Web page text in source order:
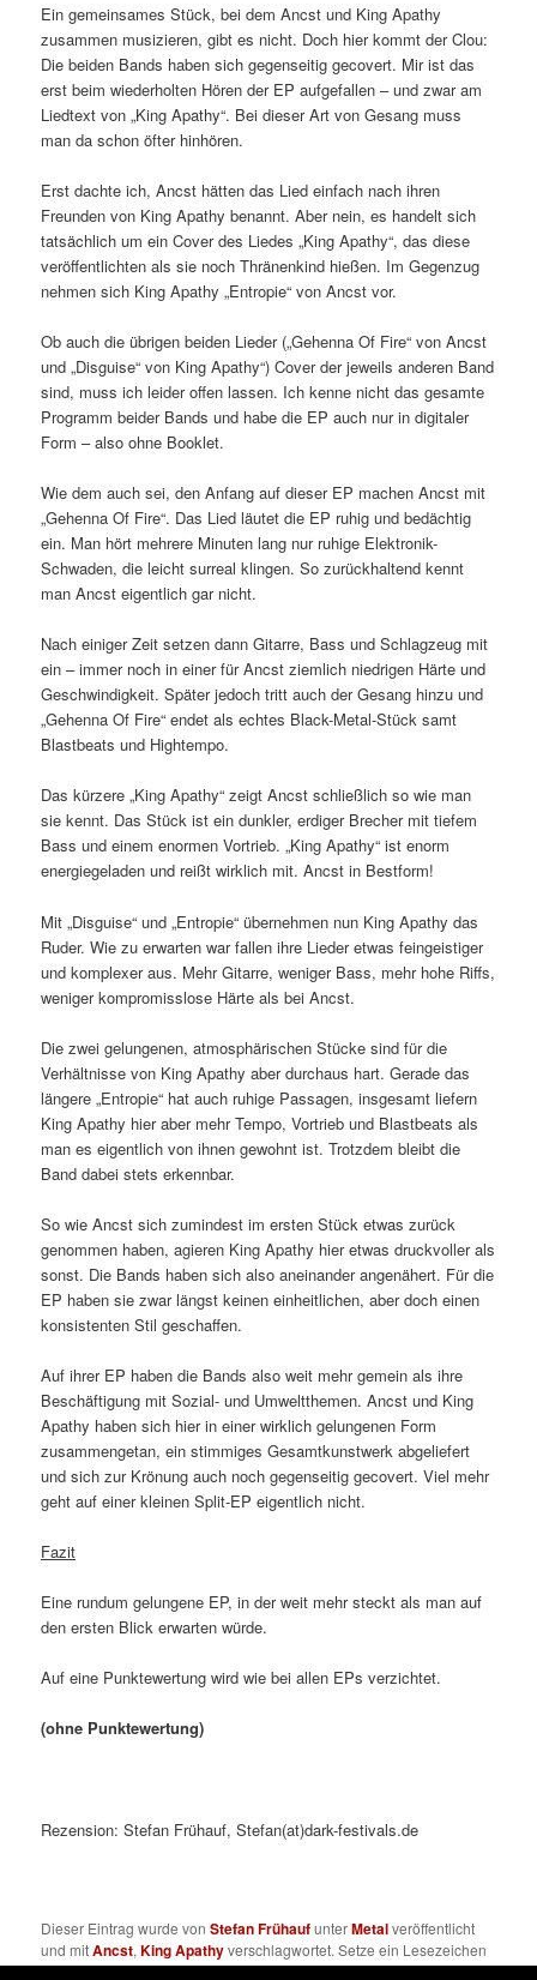
Ein gemeinsames Stück, bei dem Ancst und King Apathy
zusammen musizieren, gibt es nicht. Doch hier kommt der Clou:
Die beiden Bands haben sich gegenseitig gecovert. Mir ist das
erst beim wiederholten Hören der EP aufgefallen – und zwar am
Liedtext von „King Apathy“. Bei dieser Art von Gesang muss
man da schon öfter hinhören.
Erst dachte ich, Ancst hätten das Lied einfach nach ihren
Freunden von King Apathy benannt. Aber nein, es handelt sich
tatsächlich um ein Cover des Liedes „King Apathy“, das diese
veröffentlichten als sie noch Thränenkind hießen. Im Gegenzug
nehmen sich King Apathy „Entropie“ von Ancst vor.
Ob auch die übrigen beiden Lieder („Gehenna Of Fire“ von Ancst
und „Disguise“ von King Apathy“) Cover der jeweils anderen Band
sind, muss ich leider offen lassen. Ich kenne nicht das gesamte
Programm beider Bands und habe die EP auch nur in digitaler
Form – also ohne Booklet.
Wie dem auch sei, den Anfang auf dieser EP machen Ancst mit
„Gehenna Of Fire“. Das Lied läutet die EP ruhig und bedächtig
ein. Man hört mehrere Minuten lang nur ruhige Elektronik-
Schwaden, die leicht surreal klingen. So zurückhaltend kennt
man Ancst eigentlich gar nicht.
Nach einiger Zeit setzen dann Gitarre, Bass und Schlagzeug mit
ein – immer noch in einer für Ancst ziemlich niedrigen Härte und
Geschwindigkeit. Später jedoch tritt auch der Gesang hinzu und
„Gehenna Of Fire“ endet als echtes Black-Metal-Stück samt
Blastbeats und Hightempo.
Das kürzere „King Apathy“ zeigt Ancst schließlich so wie man
sie kennt. Das Stück ist ein dunkler, erdiger Brecher mit tiefem
Bass und einem enormen Vortrieb. „King Apathy“ ist enorm
energiegeladen und reißt wirklich mit. Ancst in Bestform!
Mit „Disguise“ und „Entropie“ übernehmen nun King Apathy das
Ruder. Wie zu erwarten war fallen ihre Lieder etwas feingeistiger
und komplexer aus. Mehr Gitarre, weniger Bass, mehr hohe Riffs,
weniger kompromisslose Härte als bei Ancst.
Die zwei gelungenen, atmosphärischen Stücke sind für die
Verhältnisse von King Apathy aber durchaus hart. Gerade das
längere „Entropie“ hat auch ruhige Passagen, insgesamt liefern
King Apathy hier aber mehr Tempo, Vortrieb und Blastbeats als
man es eigentlich von ihnen gewohnt ist. Trotzdem bleibt die
Band dabei stets erkennbar.
So wie Ancst sich zumindest im ersten Stück etwas zurück
genommen haben, agieren King Apathy hier etwas druckvoller als
sonst. Die Bands haben sich also aneinander angenähert. Für die
EP haben sie zwar längst keinen einheitlichen, aber doch einen
konsistenten Stil geschaffen.
Auf ihrer EP haben die Bands also weit mehr gemein als ihre
Beschäftigung mit Sozial- und Umweltthemen. Ancst und King
Apathy haben sich hier in einer wirklich gelungenen Form
zusammengetan, ein stimmiges Gesamtkunstwerk abgeliefert
und sich zur Krönung auch noch gegenseitig gecovert. Viel mehr
geht auf einer kleinen Split-EP eigentlich nicht.
Fazit
Eine rundum gelungene EP, in der weit mehr steckt als man auf
den ersten Blick erwarten würde.
Auf eine Punktewertung wird wie bei allen EPs verzichtet.
(ohne Punktewertung)
Rezension: Stefan Frühauf, Stefan(at)dark-festivals.de
Dieser Eintrag wurde vonStefan FrühaufunterMetalveröffentlicht
und mitAncst,King Apathyverschlagwortet. Setze ein Lesezeichen
für denPermalink.